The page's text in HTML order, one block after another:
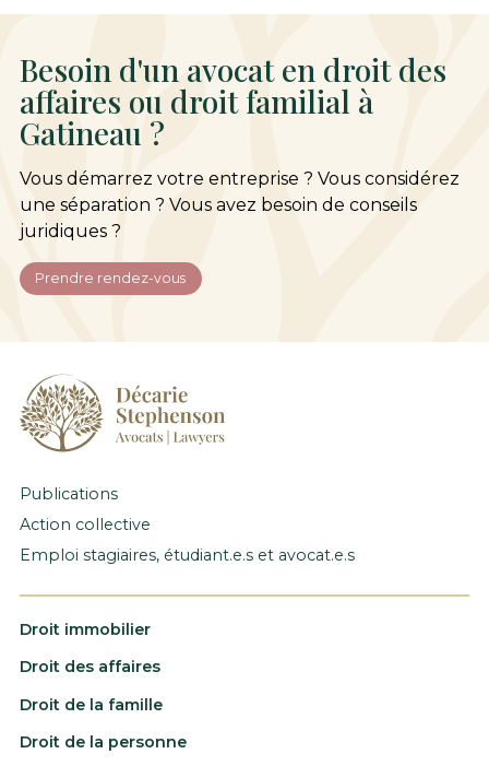
Besoin d'un avocat en droit des
affaires ou droit familial à
Gatineau ?
Vous démarrez votre entreprise ? Vous considérez
une séparation ? Vous avez besoin de conseils
juridiques ?
Prendre rendez-vous
Publications
Action collective
Emploi stagiaires, étudiant.e.s et avocat.e.s
Droit immobilier
Droit des affaires
Droit de la famille
Droit de la personne